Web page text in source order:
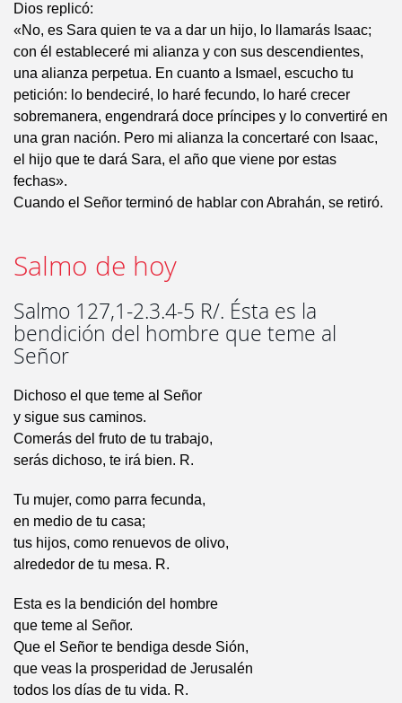
Dios replicó:
«No, es Sara quien te va a dar un hijo, lo llamarás Isaac;
con él estableceré mi alianza y con sus descendientes,
una alianza perpetua. En cuanto a Ismael, escucho tu
petición: lo bendeciré, lo haré fecundo, lo haré crecer
sobremanera, engendrará doce príncipes y lo convertiré en
una gran nación. Pero mi alianza la concertaré con Isaac,
el hijo que te dará Sara, el año que viene por estas
fechas».
Cuando el Señor terminó de hablar con Abrahán, se retiró.
Salmo de hoy
Salmo 127,1-2.3.4-5 R/. Ésta es la
bendición del hombre que teme al
Señor
Dichoso el que teme al Señor
y sigue sus caminos.
Comerás del fruto de tu trabajo,
serás dichoso, te irá bien. R.
Tu mujer, como parra fecunda,
en medio de tu casa;
tus hijos, como renuevos de olivo,
alrededor de tu mesa. R.
Esta es la bendición del hombre
que teme al Señor.
Que el Señor te bendiga desde Sión,
que veas la prosperidad de Jerusalén
todos los días de tu vida. R.